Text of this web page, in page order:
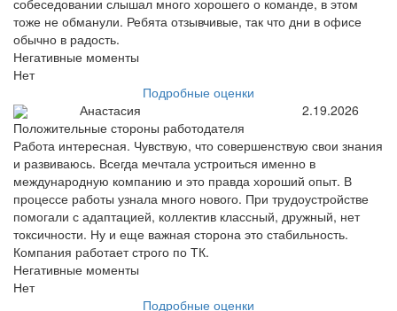
тоже не обманули. Ребята отзывчивые, так что дни в офисе
обычно в радость.
Негативные моменты
Нет
Подробные оценки
Анастасия
2.19.2026
Положительные стороны работодателя
Работа интересная. Чувствую, что совершенствую свои знания
и развиваюсь. Всегда мечтала устроиться именно в
международную компанию и это правда хороший опыт. В
процессе работы узнала много нового. При трудоустройстве
помогали с адаптацией, коллектив классный, дружный, нет
токсичности. Ну и еще важная сторона это стабильность.
Компания работает строго по ТК.
Негативные моменты
Нет
Подробные оценки